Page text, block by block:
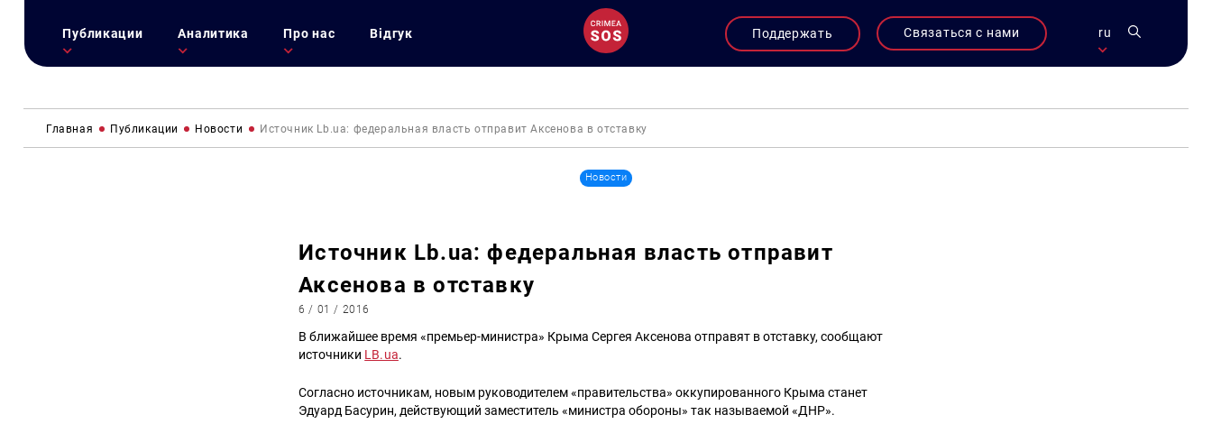
Публикации Аналитика Про нас Відгук Поддержать Связаться с нами ru
Главная Публикации Новости Источник Lb.ua: федеральная власть отправит Аксенова в отставку
Новости
Источник Lb.ua: федеральная власть отправит
Аксенова в отставку
6 / 01 / 2016
В ближайшее время «премьер-министра» Крыма Сергея Аксенова отправят в отставку, сообщают
источники LB.ua.
Согласно источникам, новым руководителем «правительства» оккупированного Крыма станет
Эдуард Басурин, действующий заместитель «министра обороны» так называемой «ДНР».